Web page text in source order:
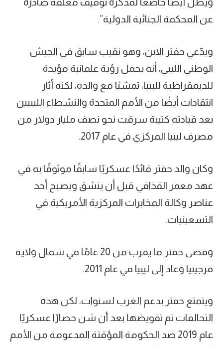
عن المحكمة الجنائية الدولية”.
ويدّعي حفتر الابن، وهو نقيب سابق في الجيش
الوطني الليبي، أنه يحمل رؤية علمانية مؤيدة
للديمقراطية لليبيا، تمشيًا مع والده، لكنه أثار
انتقادات أيضًا من الأمم المتحدة والنشطاء الليبيين
بعد قيادته كتيبة سرقت نحو نصف مليار دولار من
مصرف ليبيا المركزي في عام 2017.
وكان والد حفتر قائدًا عسكريًا سابقًا موثوقًا به في
عهد معمر القذافي قبل أن ينشق ويصبح أحد
عناصر وكالة المخابرات المركزية الأمريكية في
التسعينيات.
وقضى حفتر ما يقرب من 20 عامًا في شمال ولاية
فرجينيا وعاد إلى ليبيا في عام 2011.
ويتمتع حفتر بدعم الغرب لسنوات، لكن هذه
التحالفات تم تقويضها بعد أن شن حصارًا عسكريًا
عام 2019 ضد الحكومة المؤقتة المدعومة من الأمم